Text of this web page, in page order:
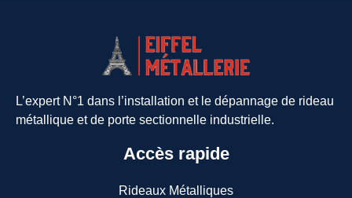
L’expert N°1 dans l’installation et le dépannage de rideau
métallique et de porte sectionnelle industrielle.
Accès rapide
Rideaux Métalliques